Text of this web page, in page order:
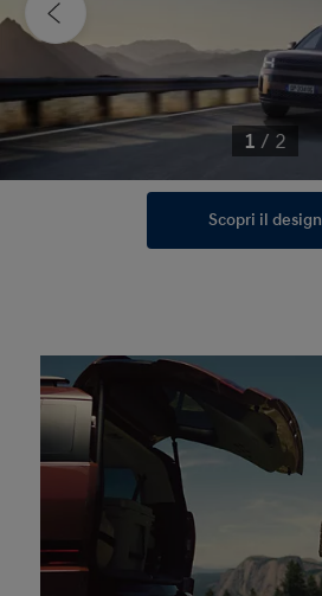
1 / 2
Scopri il design